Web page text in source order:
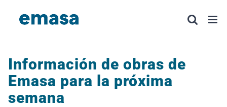
Información de obras de
Emasa para la próxima
semana